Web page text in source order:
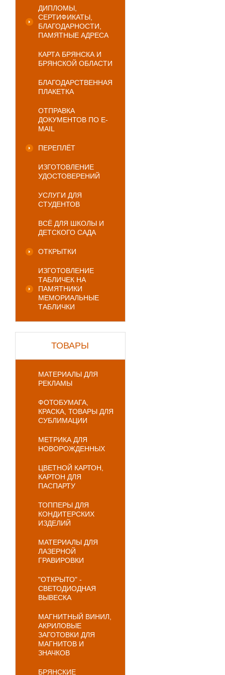
ДИПЛОМЫ,
СЕРТИФИКАТЫ,
БЛАГОДАРНОСТИ,
ПАМЯТНЫЕ АДРЕСА
КАРТА БРЯНСКА И
БРЯНСКОЙ ОБЛАСТИ
БЛАГОДАРСТВЕННАЯ
ПЛАКЕТКА
ОТПРАВКА
ДОКУМЕНТОВ ПО E-
MAIL
ПЕРЕПЛЁТ
ИЗГОТОВЛЕНИЕ
УДОСТОВЕРЕНИЙ
УСЛУГИ ДЛЯ
СТУДЕНТОВ
ВСЁ ДЛЯ ШКОЛЫ И
ДЕТСКОГО САДА
ОТКРЫТКИ
ИЗГОТОВЛЕНИЕ
ТАБЛИЧЕК НА
ПАМЯТНИКИ
МЕМОРИАЛЬНЫЕ
ТАБЛИЧКИ
ТОВАРЫ
МАТЕРИАЛЫ ДЛЯ
РЕКЛАМЫ
ФОТОБУМАГА,
КРАСКА, ТОВАРЫ ДЛЯ
СУБЛИМАЦИИ
МЕТРИКА ДЛЯ
НОВОРОЖДЕННЫХ
ЦВЕТНОЙ КАРТОН,
КАРТОН ДЛЯ
ПАСПАРТУ
ТОППЕРЫ ДЛЯ
КОНДИТЕРСКИХ
ИЗДЕЛИЙ
МАТЕРИАЛЫ ДЛЯ
ЛАЗЕРНОЙ
ГРАВИРОВКИ
"ОТКРЫТО" -
СВЕТОДИОДНАЯ
ВЫВЕСКА
МАГНИТНЫЙ ВИНИЛ,
АКРИЛОВЫЕ
ЗАГОТОВКИ ДЛЯ
МАГНИТОВ И
ЗНАЧКОВ
БРЯНСКИЕ